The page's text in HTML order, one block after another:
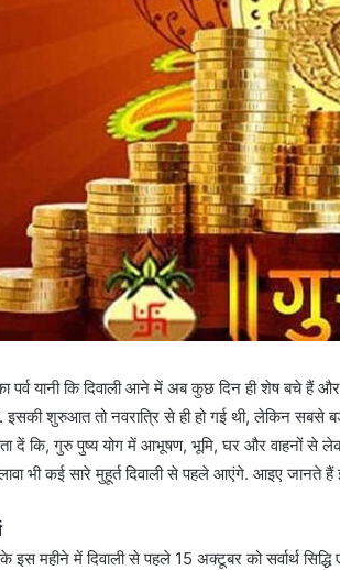
पर्व यानी कि दिवाली आने में अब कुछ दिन ही शेष बचे हैं और
इसकी शुरुआत तो नवरात्रि से ही हो गई थी, लेकिन सबसे
दें कि, गुरु पुष्य योग में आभूषण, भूमि, घर और वाहनों से
भी कई सारे मुहूर्त दिवाली से पहले आएंगे. आइए जानते हैं
महीने में दिवाली से पहले 15 अक्टूबर को सर्वार्थ सिद्धि